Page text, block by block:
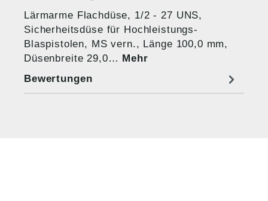
Lärmarme Flachdüse, 1/2 - 27 UNS,
Sicherheitsdüse für Hochleistungs-
Blaspistolen, MS vern., Länge 100,0 mm,
Düsenbreite 29,0… Mehr
Bewertungen